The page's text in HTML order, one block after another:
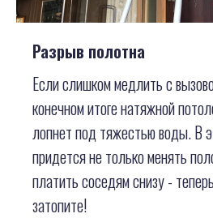
Разрыв полотна
Если слишком медлить с
конечном итоге натяжной
лопнет под тяжестью воды. В
придется не только менять
платить соседям снизу -
затопите!